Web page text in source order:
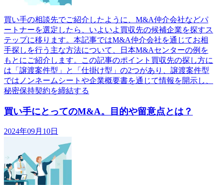
買い手の相談先でご紹介したように、M&A仲介会社などパ
ートナーを選定したら、いよいよ買収先の候補企業を探すス
テップに移ります。本記事ではM&A仲介会社を通じてお相
手探しを行う主な方法について、日本M&Aセンターの例を
もとにご紹介します。この記事のポイント買収先の探し方に
は「譲渡案件型」と「仕掛け型」の2つがあり、譲渡案件型
ではノンネームシートや企業概要書を通じて情報を開示し、
秘密保持契約を締結する
買い手にとってのM&A。目的や留意点とは？
2024年09月10日